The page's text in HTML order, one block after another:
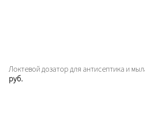
Локтевой дозатор для антисептика и
руб.